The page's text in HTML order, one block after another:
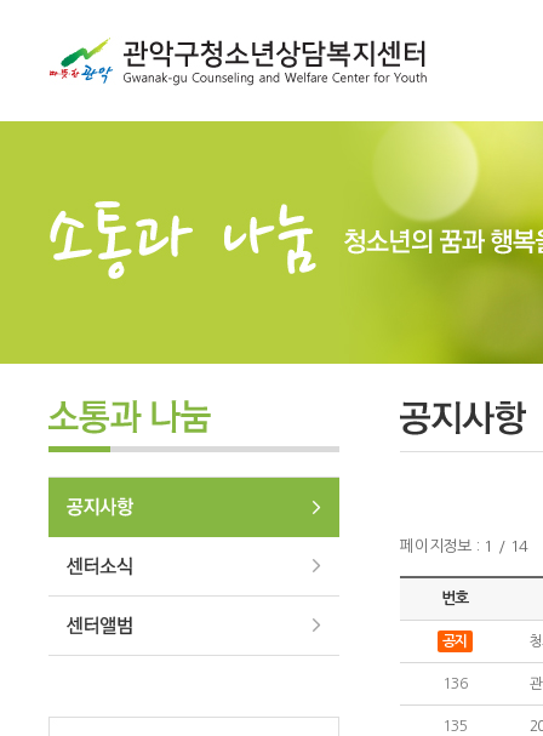
페이지정보 : 1 / 14
번호
공지
136
135